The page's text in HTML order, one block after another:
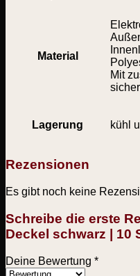
Material
Mit
Lagerung kühl
Rezensionen
Es gibt noch keine
Schreibe die erste
Deckel schwarz | 10
Deine Bewertung *